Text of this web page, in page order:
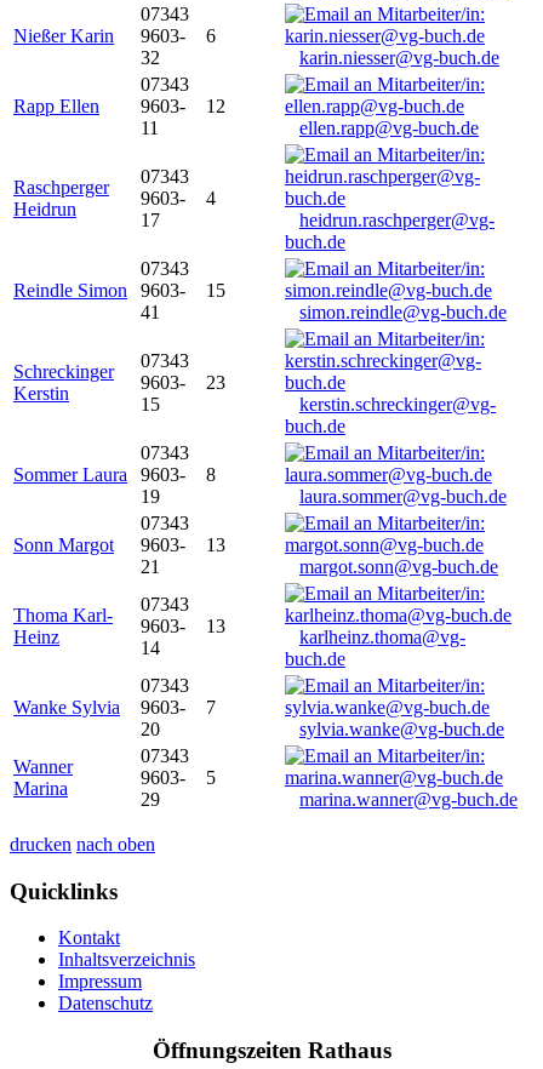
Nießer Karin
07343
9603-
32
6
karin.niesser@vg-buch.de
Rapp Ellen
07343
9603-
11
12
ellen.rapp@vg-buch.de
Raschperger
Heidrun
07343
9603-
17
4
heidrun.raschperger@vg-
buch.de
Reindle Simon
07343
9603-
41
15
simon.reindle@vg-buch.de
Schreckinger
Kerstin
07343
9603-
15
23
kerstin.schreckinger@vg-
buch.de
Sommer Laura
07343
9603-
19
8
laura.sommer@vg-buch.de
Sonn Margot
07343
9603-
21
13
margot.sonn@vg-buch.de
Thoma Karl-
Heinz
07343
9603-
14
13
karlheinz.thoma@vg-
buch.de
Wanke Sylvia
07343
9603-
20
7
sylvia.wanke@vg-buch.de
Wanner
Marina
07343
9603-
29
5
marina.wanner@vg-buch.de
drucken nach oben
Quicklinks
Kontakt
Inhaltsverzeichnis
Impressum
Datenschutz
Öffnungszeiten Rathaus